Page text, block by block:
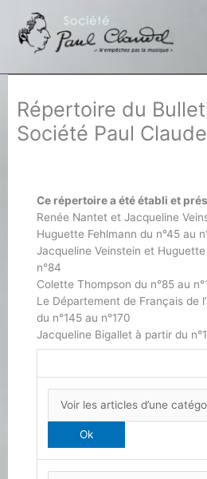
contenu
Répertoire du
Société Paul
Ce répertoire a été établi et
Renée Nantet et Jacqueline
Huguette Fehlmann du n°45 au
Jacqueline Veinstein et
n°84
Colette Thompson du n°85 au
Le Département de Français de
du n°145 au n°170
Jacqueline Bigallet à partir du